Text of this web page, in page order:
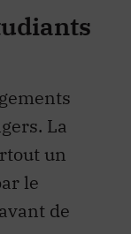
La
un
le
de